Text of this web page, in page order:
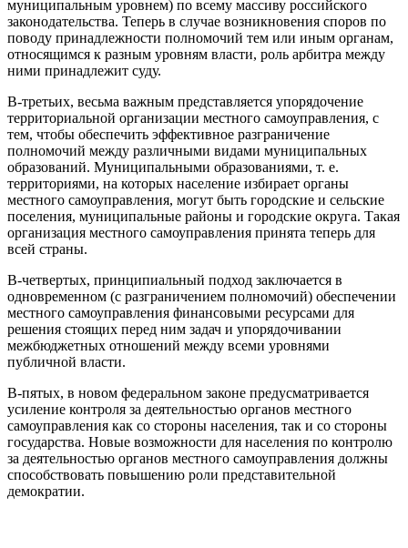
муниципальным уровнем) по всему массиву российского
законодательства. Теперь в случае возникновения споров по
поводу принадлежности полномочий тем или иным органам,
относящимся к разным уровням власти, роль арбитра между
ними принадлежит суду.
В-третьих, весьма важным представляется упорядочение
территориальной организации местного самоуправления, с
тем, чтобы обеспечить эффективное разграничение
полномочий между различными видами муниципальных
образований. Муниципальными образованиями, т. е.
территориями, на которых население избирает органы
местного самоуправления, могут быть городские и сельские
поселения, муниципальные районы и городские округа. Такая
организация местного самоуправления принята теперь для
всей страны.
В-четвертых, принципиальный подход заключается в
одновременном (с разграничением полномочий) обеспечении
местного самоуправления финансовыми ресурсами для
решения стоящих перед ним задач и упорядочивании
межбюджетных отношений между всеми уровнями
публичной власти.
В-пятых, в новом федеральном законе предусматривается
усиление контроля за деятельностью органов местного
самоуправления как со стороны населения, так и со стороны
государства. Новые возможности для населения по контролю
за деятельностью органов местного самоуправления должны
способствовать повышению роли представительной
демократии.